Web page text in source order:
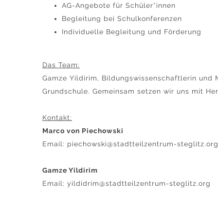
AG-Angebote für Schüler*innen
Begleitung bei Schulkonferenzen
Individuelle Begleitung und Förderung
Das Team:
Gamze Yildirim, Bildungswissenschaftlerin und
Grundschule. Gemeinsam setzen wir uns mit
Kontakt:
Marco von Piechowski
Email: piechowski@stadtteilzentrum-steglitz.org
Gamze Yildirim
Email: yildidrim@stadtteilzentrum-steglitz.org